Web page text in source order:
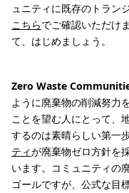
ュニティに既存のトラン
こちらでご確認いただけ
て、はじめましょう。
Zero Waste
ように廃棄物の削減努力
ことを望む人にとって、
するのは素晴らしい第一歩
ティが廃棄物ゼロ方針を
います。コミュニティの
ゴールですが、公式な目